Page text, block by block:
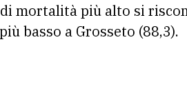
mortalità più alto si
basso a Grosseto (88,3).